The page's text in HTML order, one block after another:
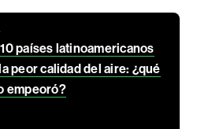
países latinoamericanos
peor calidad del aire: ¿qué
empeoró?